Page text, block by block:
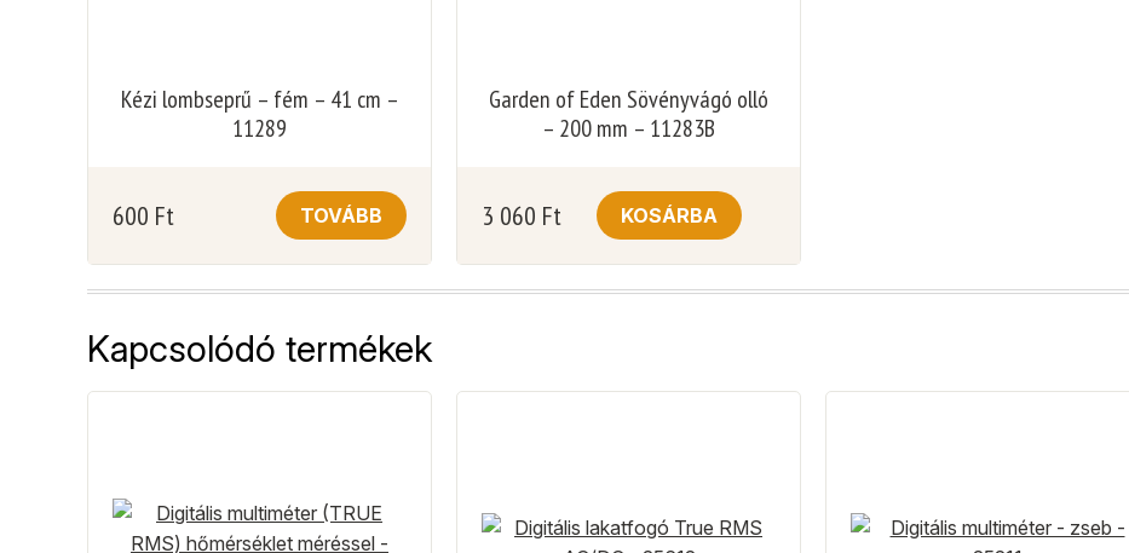
Kézi lombseprű – fém – 41 cm –
11289
600 Ft TOVÁBB
Garden of Eden Sövényvágó olló
– 200 mm – 11283B
3 060 Ft KOSÁRBA
Kapcsolódó termékek